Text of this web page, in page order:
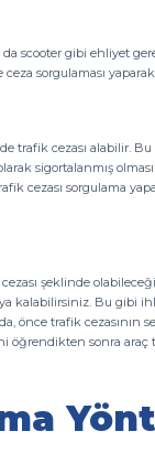
scooter gibi ehliyet
sorgulaması
trafik cezası alabilir.
sigortalanmış
cezası sorgulama
şeklinde
kalabilirsiniz. Bu gibi
önce trafik
öğrendikten sonra araç